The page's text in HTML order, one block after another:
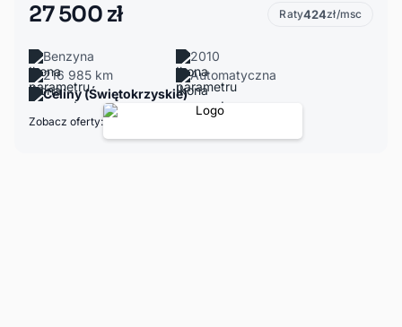
27 500 zł Raty424zł/msc
Benzyna
2010
216 985 km
Automatyczna
Celiny (Świętokrzyskie)
Zobacz oferty: